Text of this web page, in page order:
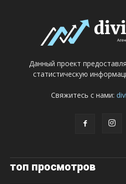
Данный проект
статистическую
Свяжитесь с нами:
топ просмотров